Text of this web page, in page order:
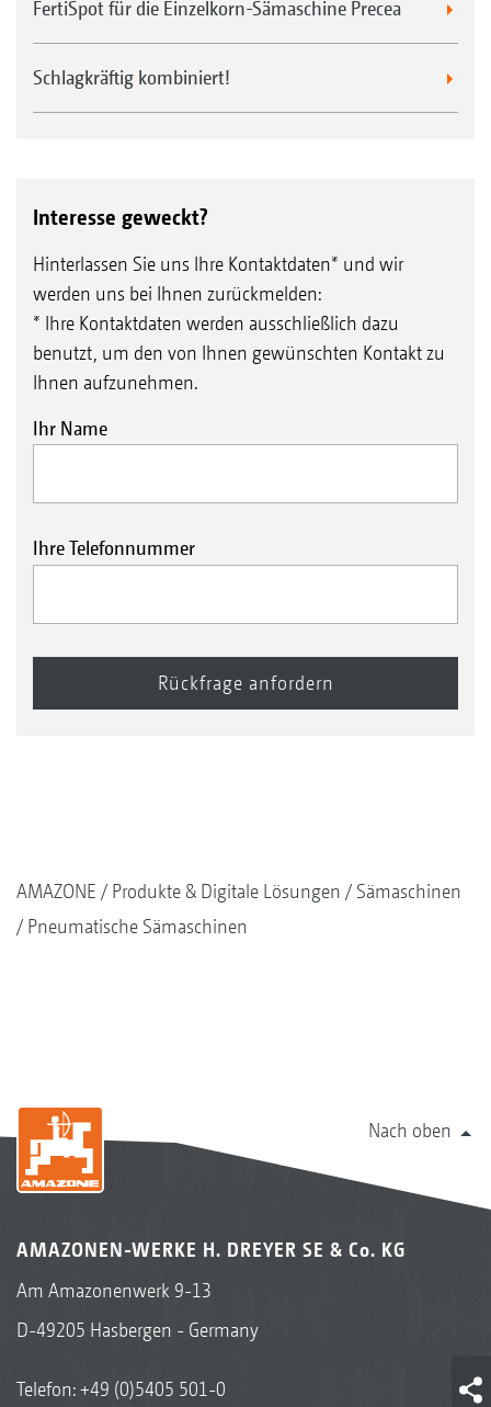
FertiSpot für die Einzelkorn-Sämaschine Precea
Schlagkräftig kombiniert!
Interesse geweckt?
Hinterlassen Sie uns Ihre Kontaktdaten* und wir
werden uns bei Ihnen zurückmelden:
* Ihre Kontaktdaten werden ausschließlich dazu
benutzt, um den von Ihnen gewünschten Kontakt zu
Ihnen aufzunehmen.
Ihr Name
Ihre Telefonnummer
AMAZONE Produkte & Digitale Lösungen
Sämaschinen
Pneumatische Sämaschinen
Nach oben
AMAZONEN-WERKE H. DREYER SE & Co. KG
Am Amazonenwerk 9-13
D-49205 Hasbergen - Germany
Telefon:+49 (0)5405 501-0